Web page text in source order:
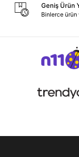
Geniş Ürün
Binlerce